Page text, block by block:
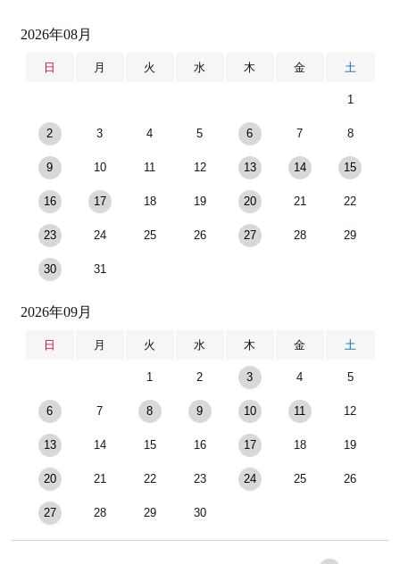
2026年08月
日 月 火 水 木 金 土
1
2 3 4 5 6 7 8
9 10 11 12 13 14 15
16 17 18 19 20 21 22
23 24 25 26 27 28 29
30 31
2026年09月
日 月 火 水 木 金 土
1 2 3 4 5
6 7 8 9 10 11 12
13 14 15 16 17 18 19
20 21 22 23 24 25 26
27 28 29 30